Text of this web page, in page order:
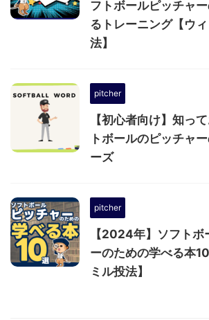
フトボールピッチャ
るトレーニング【ウ
法】
pitcher
【初心者向け】知っ
トボールのピッチャ
ーズ
pitcher
【2024年】ソフトボ
ーのための学べる本
ミル投法】